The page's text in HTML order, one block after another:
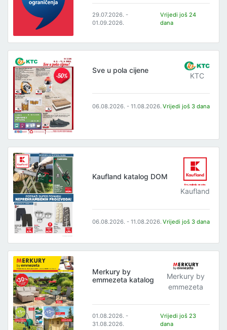
29.07.2026. -
01.09.2026.
Vrijedi još 24
dana
Sve u pola cijene
KTC
06.08.2026. - 11.08.2026. Vrijedi još 3 dana
Kaufland katalog DOM
Kaufland
06.08.2026. - 11.08.2026. Vrijedi još 3 dana
Merkury by
emmezeta katalog
Merkury by
emmezeta
01.08.2026. -
31.08.2026.
Vrijedi još 23
dana